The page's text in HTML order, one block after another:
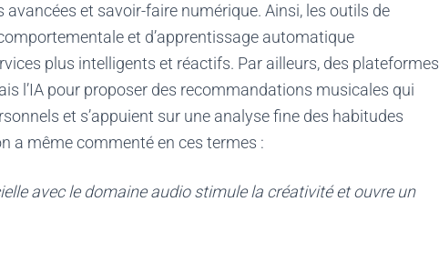
et savoir-faire numérique. Ainsi, les outils de
et d’apprentissage automatique
plus intelligents et réactifs. Par ailleurs, des plateformes
l’IA pour proposer des recommandations musicales qui
et s’appuient sur une analyse fine des habitudes
a même commenté en ces termes :
avec le domaine audio stimule la créativité et ouvre un